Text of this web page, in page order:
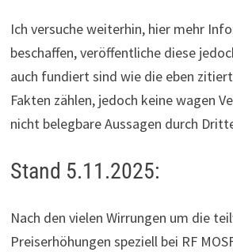
Ich versuche weiterhin, hier mehr
beschaffen, veröffentliche diese
auch fundiert sind wie die eben
Fakten zählen, jedoch keine wagen
nicht belegbare Aussagen durch
Stand 5.11.2025:
Nach den vielen Wirrungen um die
Preiserhöhungen speziell bei RF